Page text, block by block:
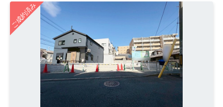
ご成約済み